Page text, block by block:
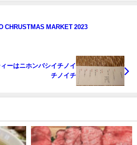
CHRUSTMAS MARKET 2023
ーはニホンバシイチノイ
チノイチ